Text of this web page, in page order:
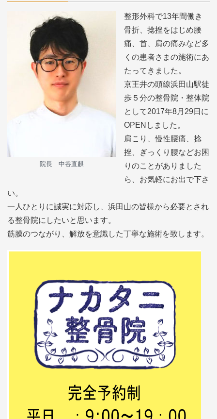
院長 中谷直麒
整形外科で13年間働き
骨折、捻挫をはじめ腰
痛、首、肩の痛みなど多
くの患者さまの施術にあ
たってきました。
京王井の頭線浜田山駅徒
歩５分の整骨院・整体院
として2017年8月29日に
OPENしました。
肩こり、慢性腰痛、捻
挫、ぎっくり腰などお困
りのことがありました
ら、お気軽にお出で下さ
い。
一人ひとりに誠実に対応し、浜田山の皆様から必要とされ
る整骨院にしたいと思います。
筋膜のつながり、解放を意識した丁寧な施術を致します。